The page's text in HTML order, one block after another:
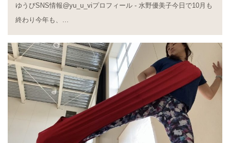
ゆうびSNS情報@yu_u_viプロフィール - 水野優美子今日で10月も
終わり今年も、…